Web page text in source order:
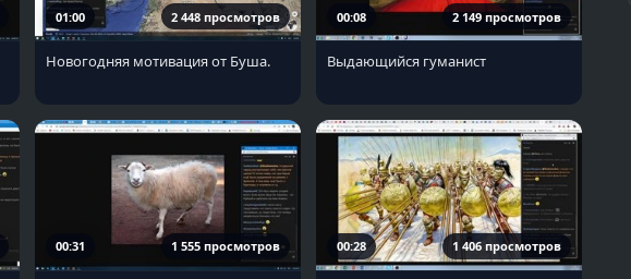
01:00 2 448 просмотров
Новогодняя мотивация от Буша.
00:08 2 149 просмотров
Выдающийся гуманист
00:31 1 555 просмотров 00:28 1 406 просмотров